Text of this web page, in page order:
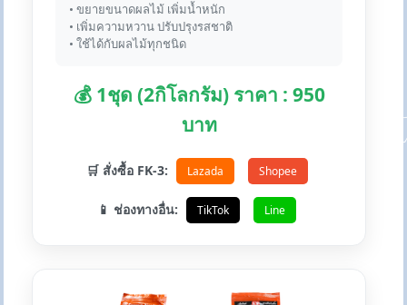
• ขยายขนาดผลไม้ เพิ่มน้ำหนัก
• เพิ่มความหวาน ปรับปรุงรสชาติ
• ใช้ได้กับผลไม้ทุกชนิด
💰 1ชุด (2กิโลกรัม) ราคา : 950
บาท
🛒 สั่งซื้อ FK-3: Lazada Shopee
📱 ช่องทางอื่น: TikTok Line